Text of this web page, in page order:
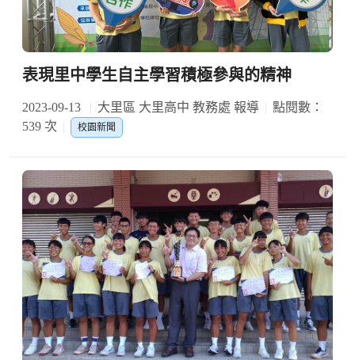
表現里中學生自主學習積極參與的精神
2023-09-13 大里區 大里高中 教務處 報導
點閱數：
539 次
校園新聞